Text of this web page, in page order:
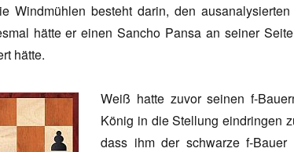
Windmühlen besteht darin, den
hätte er einen Sancho Pansa an seiner
hätte.
Weiß hatte zuvor seinen f-
König in die Stellung eindringen
dass ihm der schwarze f-